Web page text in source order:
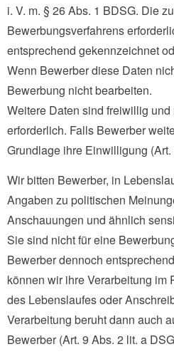
i. V. m. § 26 Abs. 1 BDSG. Die
Bewerbungsverfahrens
entsprechend gekennzeichnet
Wenn Bewerber diese Daten
Bewerbung nicht bearbeiten.
Weitere Daten sind freiwillig
erforderlich. Falls Bewerber
Grundlage ihre Einwilligung
Wir bitten Bewerber, in
Angaben zu politischen
Anschauungen und ähnlich
Sie sind nicht für eine
Bewerber dennoch
können wir ihre Verarbeitung im
des Lebenslaufes oder
Verarbeitung beruht dann auch
Bewerber (Art. 9 Abs. 2 lit. a